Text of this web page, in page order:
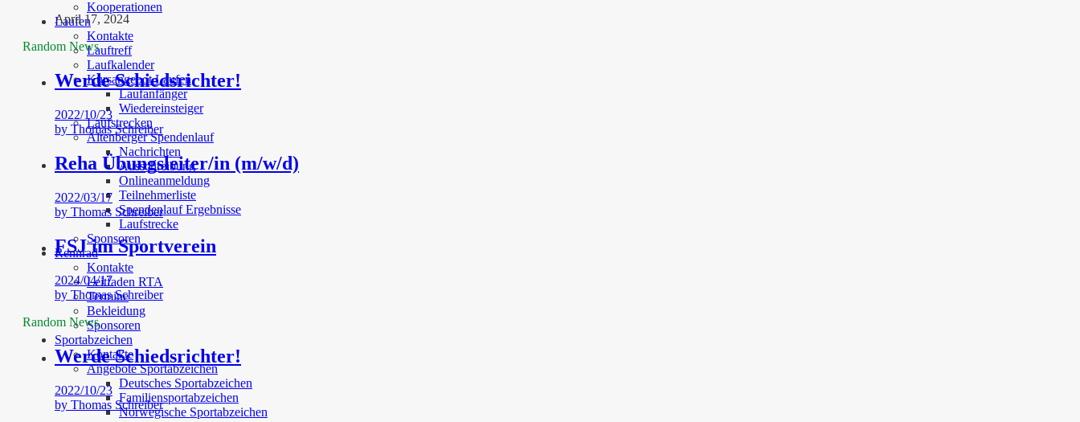
Kooperationen
Laufen
Kontakte
Lauftreff
Laufkalender
Kursangebot Laufen
Laufanfänger
Wiedereinsteiger
Laufstrecken
Altenberger Spendenlauf
Nachrichten
Ausschreibung
Onlineanmeldung
Teilnehmerliste
Spendenlauf Ergebnisse
Laufstrecke
Sponsoren
Rennrad
Kontakte
Leitfaden RTA
Termine
Bekleidung
Sponsoren
Sportabzeichen
Kontakte
Angebote Sportabzeichen
Deutsches Sportabzeichen
Familiensportabzeichen
Norwegische Sportabzeichen
April 17, 2024
Random News
Werde Schiedsrichter!
2022/10/23
by Thomas Schreiber
Reha Übungsleiter/in (m/w/d)
2022/03/17
by Thomas Schreiber
FSJ im Sportverein
2024/04/17
by Thomas Schreiber
Random News
Werde Schiedsrichter!
2022/10/23
by Thomas Schreiber